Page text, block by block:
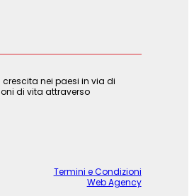
nei paesi in via di
di vita attraverso
Termini e Condizioni
Web Agency